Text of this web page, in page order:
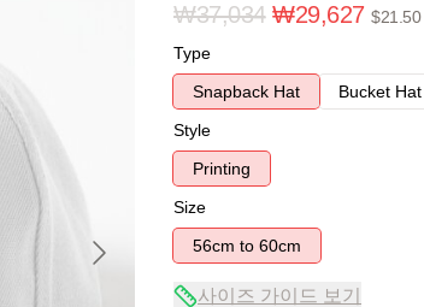
₩37,034 ₩29,627 $21.50
Type
Snapback Hat
Bucket Hat
Style
Printing
Size
56cm to 60cm
사이즈 가이드 보기